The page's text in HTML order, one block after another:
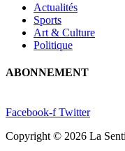
Actualités
Sports
Art & Culture
Politique
ABONNEMENT
Facebook-f Twitter
Copyright © 2026 La